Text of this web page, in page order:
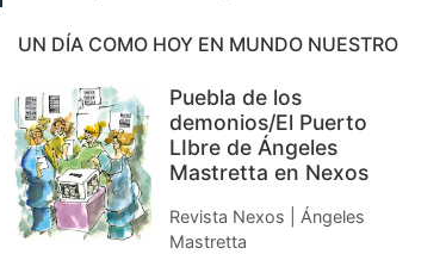
UN DÍA COMO HOY EN MUNDO NUESTRO
Puebla de los
demonios/El Puerto
LIbre de Ángeles
Mastretta en Nexos
Revista Nexos | Ángeles
Mastretta